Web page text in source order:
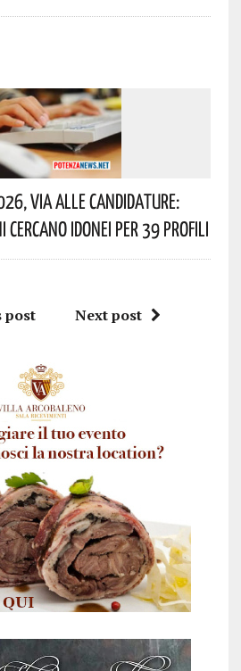
Via Alle Candidature:
Cercano Idonei Per 39 Profili
post Next post